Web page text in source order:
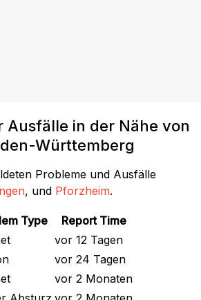
Ausfälle in der Nähe von
Württemberg
Probleme und Ausfälle
, und Pforzheim.
Type
Report Time
vor 12 Tagen
vor 24 Tagen
vor 2 Monaten